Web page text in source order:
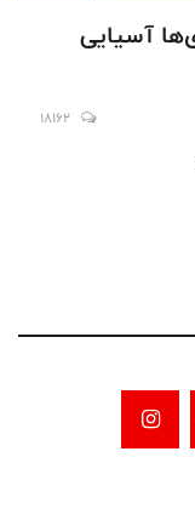
آسیایی
18162